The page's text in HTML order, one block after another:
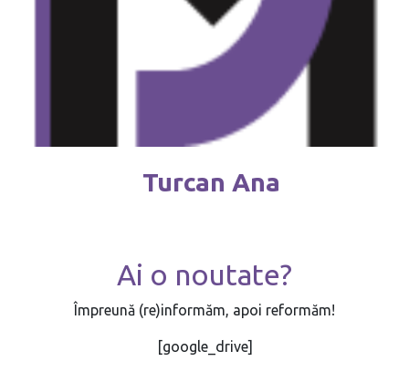
Turcan Ana
Ai o noutate?
Împreună (re)informăm, apoi reformăm!
[google_drive]